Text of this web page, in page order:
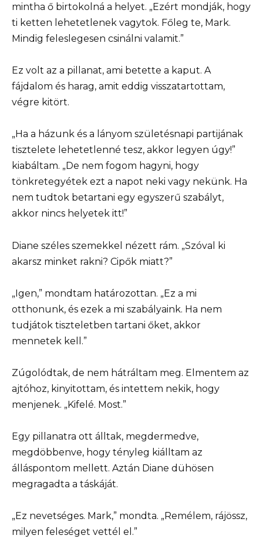
mintha ő birtokolná a helyet. „Ezért mondják, hogy
ti ketten lehetetlenek vagytok. Főleg te, Mark.
Mindig feleslegesen csinálni valamit.”
Ez volt az a pillanat, ami betette a kaput. A
fájdalom és harag, amit eddig visszatartottam,
végre kitört.
„Ha a házunk és a lányom születésnapi partijának
tisztelete lehetetlenné tesz, akkor legyen úgy!”
kiabáltam. „De nem fogom hagyni, hogy
tönkretegyétek ezt a napot neki vagy nekünk. Ha
nem tudtok betartani egy egyszerű szabályt,
akkor nincs helyetek itt!”
Diane széles szemekkel nézett rám. „Szóval ki
akarsz minket rakni? Cipők miatt?”
„Igen,” mondtam határozottan. „Ez a mi
otthonunk, és ezek a mi szabályaink. Ha nem
tudjátok tiszteletben tartani őket, akkor
mennetek kell.”
Zúgolódtak, de nem hátráltam meg. Elmentem az
ajtóhoz, kinyitottam, és intettem nekik, hogy
menjenek. „Kifelé. Most.”
Egy pillanatra ott álltak, megdermedve,
megdöbbenve, hogy tényleg kiálltam az
álláspontom mellett. Aztán Diane dühösen
megragadta a táskáját.
„Ez nevetséges. Mark,” mondta. „Remélem, rájössz,
milyen feleséget vettél el.”